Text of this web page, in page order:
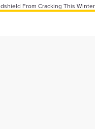
From Cracking This Winter